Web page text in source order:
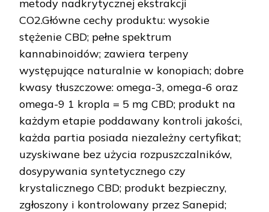
metody nadkrytycznej ekstrakcji
CO2.Główne cechy produktu: wysokie
stężenie CBD; pełne spektrum
kannabinoidów; zawiera terpeny
występujące naturalnie w konopiach; dobre
kwasy tłuszczowe: omega-3, omega-6 oraz
omega-9 1 kropla = 5 mg CBD; produkt na
każdym etapie poddawany kontroli jakości,
każda partia posiada niezależny certyfikat;
uzyskiwane bez użycia rozpuszczalników,
dosypywania syntetycznego czy
krystalicznego CBD; produkt bezpieczny,
zgłoszony i kontrolowany przez Sanepid;